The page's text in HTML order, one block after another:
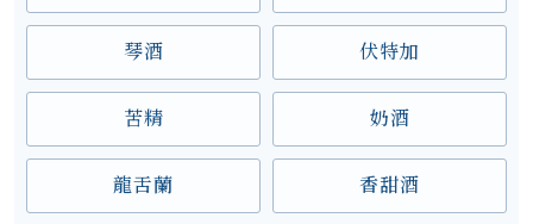
琴酒 伏特加
苦精 奶酒
龍舌蘭 香甜酒